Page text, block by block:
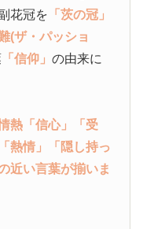
副花冠を 「茨の冠」
(ザ・パッショ
「信仰」の由来に
熱 「信心」
「受
「熱情」
「隠し持っ
近い言葉が揃いま